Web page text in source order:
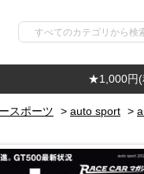
★1,000円(
スポーツ > auto sport >